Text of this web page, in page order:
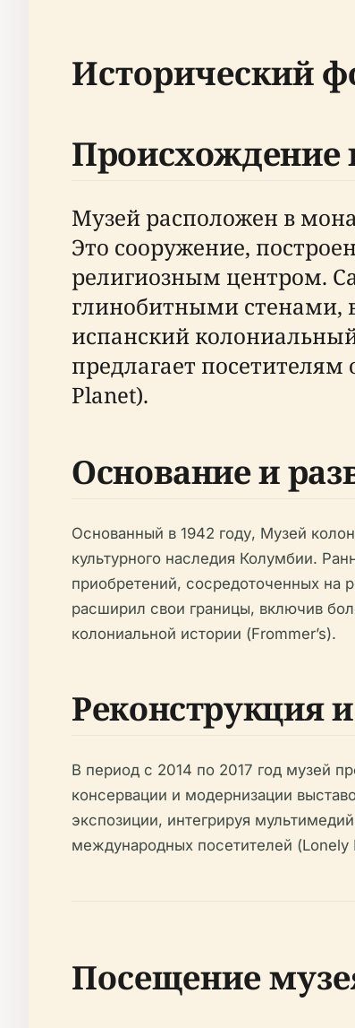
Исторический
Происхождение
Музей расположен в
Это сооружение,
религиозным центром.
глинобитными
испанский
предлагает
Planet).
Основание и
Основанный в 1942 году, Музей
культурного наследия Колумбии.
приобретений, сосредоточенных на
расширил свои границы, включив
колониальной истории (Frommer’s).
Реконструкция
В период с 2014 по 2017 год музей
консервации и модернизации
экспозиции, интегрируя
международных посетителей (Lonely
Посещение